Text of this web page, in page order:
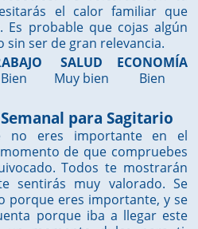
el calor familiar que
Es probable que cojas algún
sin ser de gran relevancia.
Bien
SALUD
Muy bien
ECONOMÍA
Bien
para Sagitario
no eres importante en el
de que compruebes
Todos te mostrarán
sentirás muy valorado. Se
porque eres importante, y se
porque iba a llegar este